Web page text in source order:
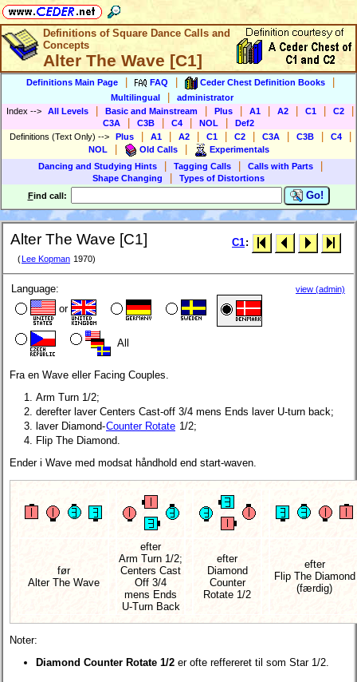
Definitions of Square Dance Calls and
Concepts
Alter The Wave [C1]
Definitions Main Page FAQ Ceder Chest Definition Books
Multilingual
administrator
Index --> All Levels Basic and Mainstream Plus A1 A2 C1 C2
C3A C3B C4 NOL
Def2
Definitions (Text Only) --> Plus A1 A2 C1 C2 C3A C3B C4
NOL Old Calls
Experimentals
Dancing and Studying Hints
Tagging Calls Calls with Parts
Shape Changing
Types of Distortions
Find call: Go!
Alter The Wave [C1]
( Lee Kopman 1970)
C1:
Language:
or
All
view (admin)
Fra en Wave eller Facing Couples.
Arm Turn 1/2;
derefter laver Centers Cast-off 3/4 mens Ends laver U-turn back;
laver Diamond-Counter Rotate 1/2;
Flip The Diamond.
Ender i Wave med modsat håndhold end start-waven.
før
Alter The Wave
efter
Arm Turn 1/2;
Centers Cast
Off 3/4
mens Ends
U-Turn Back
efter
Diamond
Counter
Rotate 1/2
efter
Flip The Diamond
(færdig)
Noter:
Diamond Counter Rotate 1/2 er ofte reffereret til som Star 1/2.